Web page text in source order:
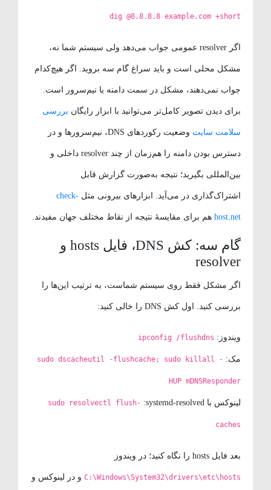
dig @8.8.8.8 example.com +short
اگر resolver عمومی جواب می‌دهد ولی سیستم شما نه،
مشکل محلی است و باید سراغ گام سه بروید. اگر هیچ‌کدام
جواب نمی‌دهند، مشکل در سمت دامنه یا نیم‌سرور است.
برای دیدن تصویر کامل‌تر می‌توانید با ابزار رایگان بررسی
سلامت سایت وضعیت رکوردهای DNS، نیم‌سرورها و در
دسترس بودن دامنه را هم‌زمان از چند resolver داخلی و
بین‌المللی بگیرید؛ نتیجه به‌صورت گزارش قابل
اشتراک‌گذاری در می‌آید. ابزارهای بیرونی مثل check-
host.net هم برای مقایسهٔ نتیجه از نقاط مختلف جهان مفیدند.
گام سه: کش DNS، فایل hosts و
resolver
اگر مشکل فقط روی سیستم شماست، به ترتیب این‌ها را
بررسی کنید. اول کش DNS را خالی کنید:
ویندوز: ipconfig /flushdns
مک: sudo dscacheutil -flushcache; sudo killall -
HUP mDNSResponder
لینوکس با systemd-resolved: sudo resolvectl flush-
caches
بعد فایل hosts را نگاه کنید؛ در ویندوز
C:\Windows\System32\drivers\etc\hosts و در لینوکس و